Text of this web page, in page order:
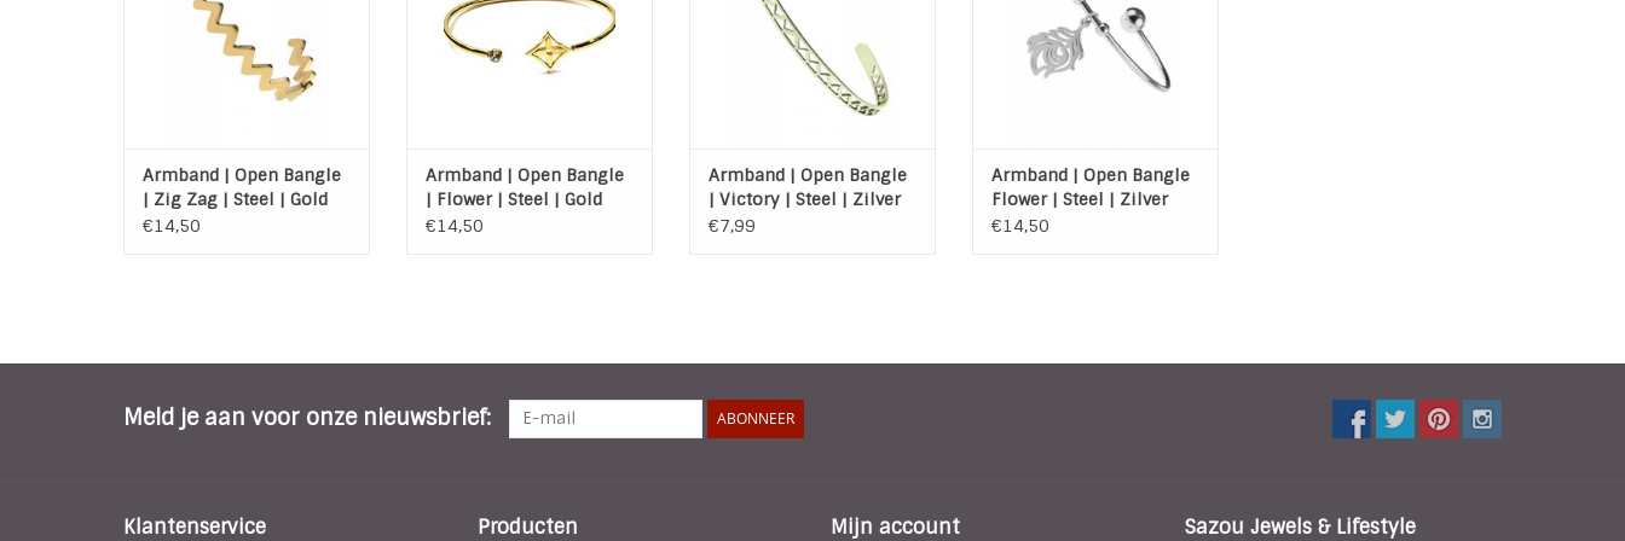
TOEVOEGEN AAN WINKELWAGEN
Armband | Open Bangle
| Zig Zag | Steel | Gold
€14,50
TOEVOEGEN AAN WINKELWAGEN
Armband | Open Bangle
| Flower | Steel | Gold
€14,50
TOEVOEGEN AAN WINKELWAGEN
Armband | Open Bangle
| Victory | Steel | Zilver
€7,99
buigzaam)
TOEVOEGEN AAN WINKELWAGEN
Armband | Open Bangle
Flower | Steel | Zilver
€14,50
Meld je aan voor onze nieuwsbrief: ABONNEER
Klantenservice Producten Mijn account Sazou Jewels & Lifestyle